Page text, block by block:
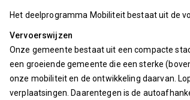
Het deelprogramma Mobiliteit bestaat uit de
Vervoerswijzen
Onze gemeente bestaat uit een compacte
een groeiende gemeente die een sterke
onze mobiliteit en de ontwikkeling daarvan.
verplaatsingen. Daarentegen is de